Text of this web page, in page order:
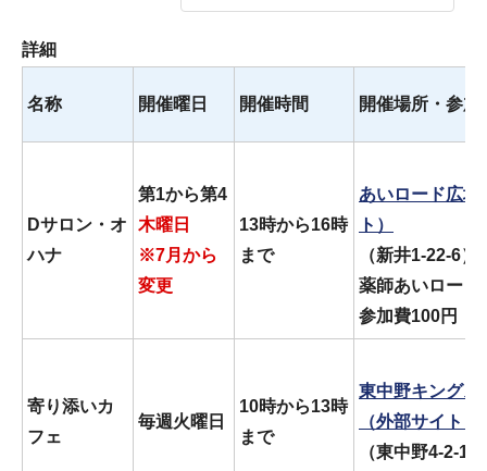
詳細
名称 開催曜日 開催時間 開催場所・参加
Dサロン・オ
ハナ
第1から第4
木曜日
※7月から
変更
13時から16時
まで
あいロード広場
ト）
（新井1-22-6）
薬師あいロード
参加費100円
寄り添いカ
フェ
毎週火曜日
10時から13時
まで
東中野キングス
（外部サイト）
（東中野4-2-16